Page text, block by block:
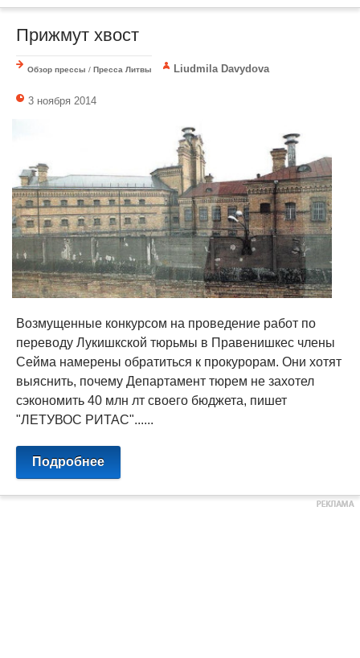
Прижмут хвост
Обзор прессы / Пресса Литвы Liudmila Davydova
3 ноября 2014
Возмущенные конкурсом на проведение работ по
переводу Лукишкской тюрьмы в Правенишкес члены
Сейма намерены обратиться к прокурорам. Они хотят
выяснить, почему Департамент тюрем не захотел
сэкономить 40 млн лт своего бюджета, пишет
"ЛЕТУВОС РИТАС"......
Подробнее